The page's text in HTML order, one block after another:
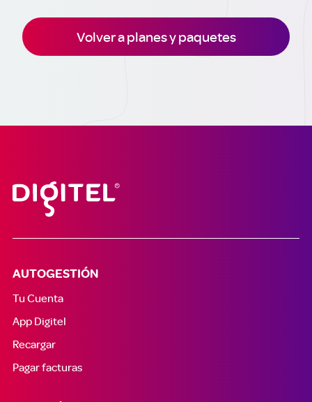
Volver a planes y paquetes
AUTOGESTIÓN
Tu Cuenta
App Digitel
Recargar
Pagar facturas